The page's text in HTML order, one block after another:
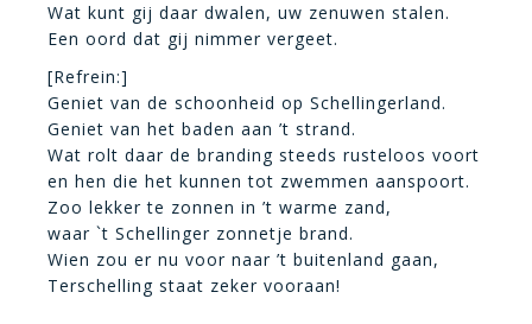
Wat kunt gij daar dwalen, uw zenuwen stalen.
Een oord dat gij nimmer vergeet.
[Refrein:]
Geniet van de schoonheid op Schellingerland.
Geniet van het baden aan ’t strand.
Wat rolt daar de branding steeds rusteloos voort
en hen die het kunnen tot zwemmen aanspoort.
Zoo lekker te zonnen in ’t warme zand,
waar `t Schellinger zonnetje brand.
Wien zou er nu voor naar ’t buitenland gaan,
Terschelling staat zeker vooraan!